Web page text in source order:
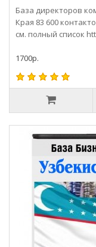
База директоров
Края 83 600
см. полный список
1700р.